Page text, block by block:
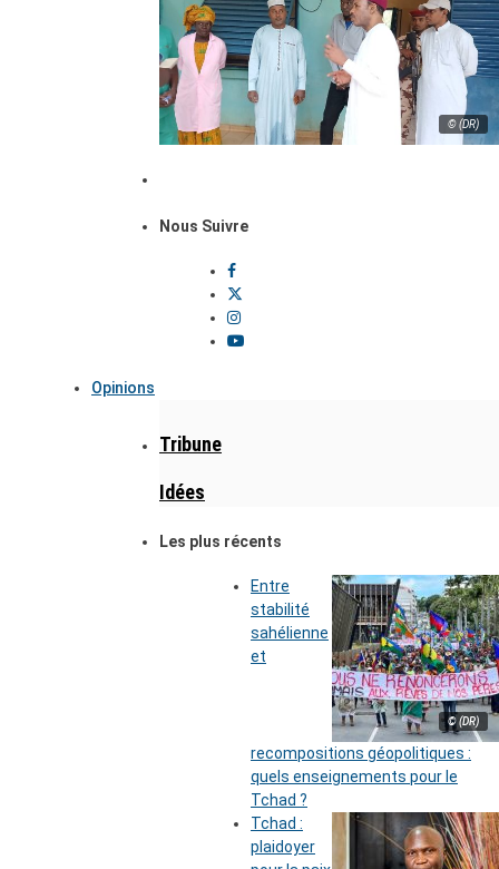
© (DR)
Nous Suivre
Opinions
Tribune
Idées
Les plus récents
© (DR)
Entre
stabilité
sahélienne
et
recompositions géopolitiques :
quels enseignements pour le
Tchad ?
Tchad :
plaidoyer